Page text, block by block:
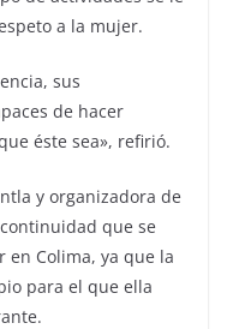
a la mujer.
sus
de hacer
éste sea», refirió.
y organizadora de
que se
en Colima, ya que la
para el que ella